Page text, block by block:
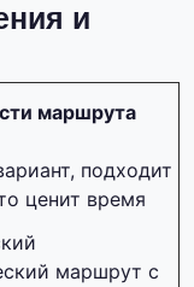
и
маршрута
подходит
ценит время
маршрут с